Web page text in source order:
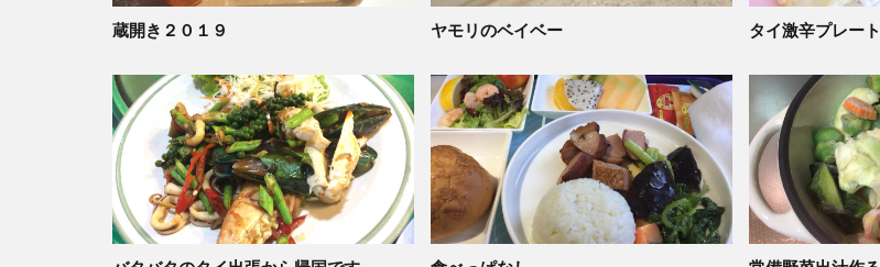
蔵開き２０１９ ヤモリのベイベー タイ激辛プレー